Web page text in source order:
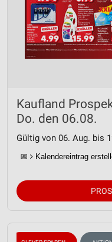
Kaufland
Do. den 06.08.
Gültig von 06. Aug. bis
📅 Kalendereintrag